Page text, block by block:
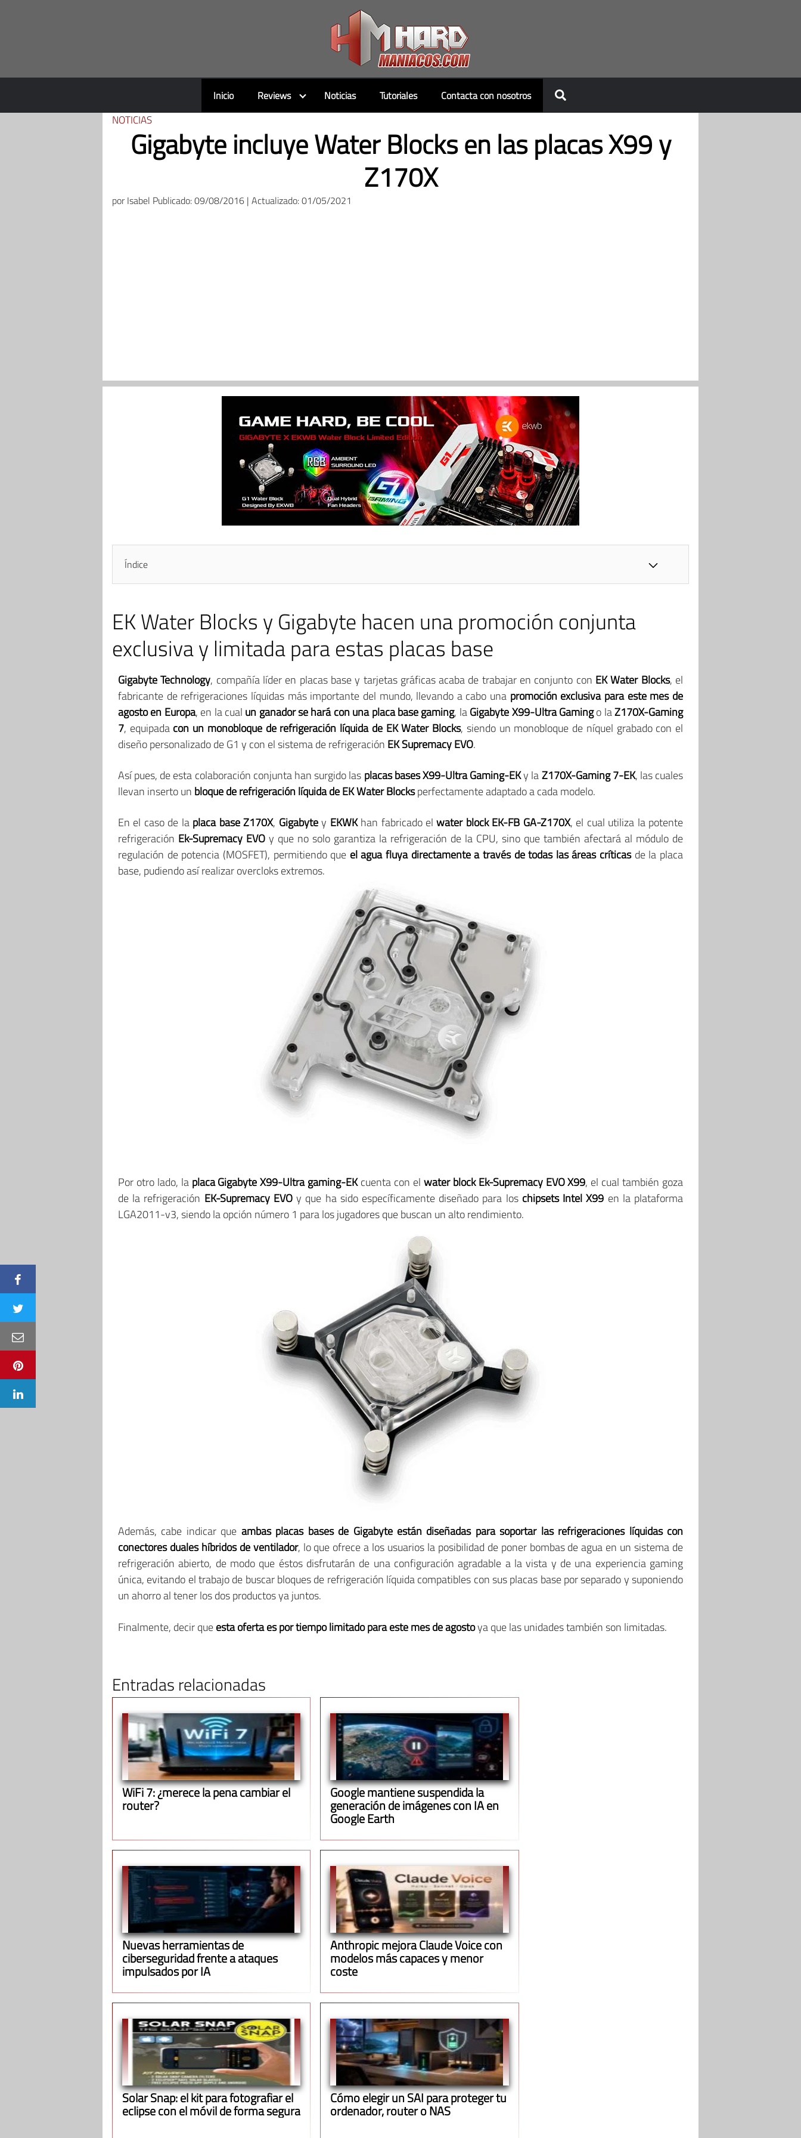
Inicio Reviews Noticias Tutoriales Contacta con nosotros
NOTICIAS
Gigabyte incluye Water Blocks en las placas X99 y
Z170X
porIsabel Publicado: 09/08/2016 | Actualizado: 01/05/2021
Índice
EK Water Blocks y Gigabyte hacen una promoción conjunta
exclusiva y limitada para estas placas base
Gigabyte Technology, compañía líder en placas base y tarjetas gráficas acaba de trabajar en conjunto con EK Water Blocks, el
fabricante de refrigeraciones líquidas más importante del mundo, llevando a cabo una promoción exclusiva para este mes de
agosto en Europa, en la cual un ganador se hará con una placa base gaming, laGigabyte X99-Ultra Gamingo laZ170X-Gaming
7, equipada con un monobloque de refrigeración líquida de EK Water Blocks, siendo un monobloque de níquel grabado con el
diseño personalizado de G1 y con el sistema de refrigeración EK Supremacy EVO.
Así pues, de esta colaboración conjunta han surgido las placas bases X99-Ultra Gaming-EKy laZ170X-Gaming 7-EK, las cuales
llevan inserto un bloque de refrigeración líquida de EK Water Blocksperfectamente adaptado a cada modelo.
En el caso de la placa base Z170X, Gigabytey EKWKhan fabricado elwater block EK-FB GA-Z170X, el cual utiliza la potente
refrigeración Ek-Supremacy EVO y que no solo garantiza la refrigeración de la CPU, sino que también afectará al módulo de
regulación de potencia (MOSFET), permitiendo que el agua fluya directamente a través de todas las áreas críticasde la placa
base, pudiendo así realizar overcloks extremos.
Por otro lado, la placa Gigabyte X99-Ultra gaming-EKcuenta con el water block Ek-Supremacy EVO X99, el cual también goza
de la refrigeración EK-Supremacy EVOy que ha sido específicamente diseñado para los chipsets Intel X99 en la plataforma
LGA2011-v3, siendo la opción número 1 para los jugadores que buscan un alto rendimiento.
Además, cabe indicar que ambas placas bases de Gigabyte están diseñadas para soportar las refrigeraciones líquidas con
conectores duales híbridos de ventilador, lo que ofrece a los usuarios la posibilidad de poner bombas de agua en un sistema de
refrigeración abierto, de modo que éstos disfrutarán de una configuración agradable a la vista y de una experiencia gaming
única, evitando el trabajo de buscar bloques de refrigeración líquida compatibles con sus placas base por separado y suponiendo
un ahorro al tener los dos productos ya juntos.
Finalmente, decir queesta oferta es por tiempo limitado para este mes de agostoya que las unidades también son limitadas.
Entradas relacionadas
WiFi 7: ¿merece la pena cambiar el
router?
Google mantiene suspendida la
generación de imágenes con IA en
Google Earth
Nuevas herramientas de
ciberseguridad frente a ataques
impulsados por IA
Anthropic mejora Claude Voice con
modelos más capaces y menor
coste
Solar Snap: el kit para fotografiar el
eclipse con el móvil de forma segura
Cómo elegir un SAI para proteger tu
ordenador, router o NAS